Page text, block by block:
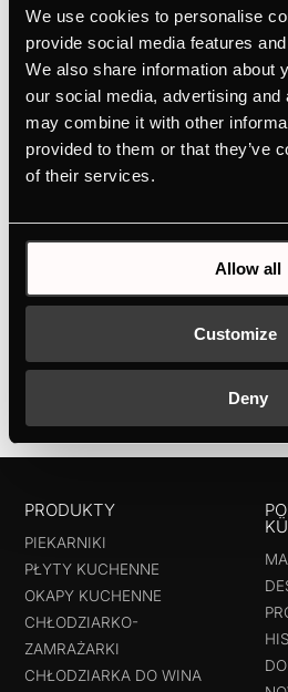
We use cookies to personalise
provide social media features
We also share information about
our social media, advertising
may combine it with other
provided to them or that they’ve
of their services.
Allow all
Customize
Deny
obejmuje wykończenia (listwy,
B6330.0S
utworzone przezIvan Flores|cze
8 funkcji piekarnika1 funkcja
piekarnika za pomocą wysokiej
zakończenie czasu pieczenia,
wyświetlaczemPotrójnie
demontażCena nie...
4 5 ...
PRODUKTY
PIEKARNIKI
PŁYTY KUCHENNE
OKAPY KUCHENNE
CHŁODZIARKO-
ZAMRAŻARKI
CHŁODZIARKA DO WINA